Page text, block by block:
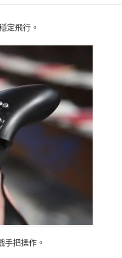
定飛行。
手把操作。